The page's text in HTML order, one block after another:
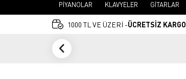
PİYANOLAR KLAVYELER GİTARLAR
1000 TL VE ÜZERİ -ÜCRETSİZ KARGO